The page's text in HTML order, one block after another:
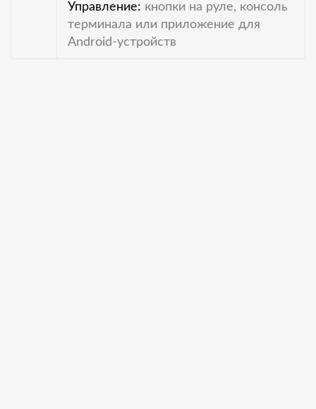
Управление: кнопки на руле, консоль
терминала или приложение для
Android-устройств